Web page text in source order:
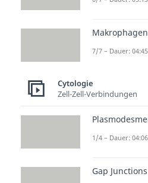
zur
Makrophagen
7/7 – Dauer: 04:45
Cytologie
Zell-Zell-Verbindungen
1/4 – Dauer: 04:06
Gap Junctions